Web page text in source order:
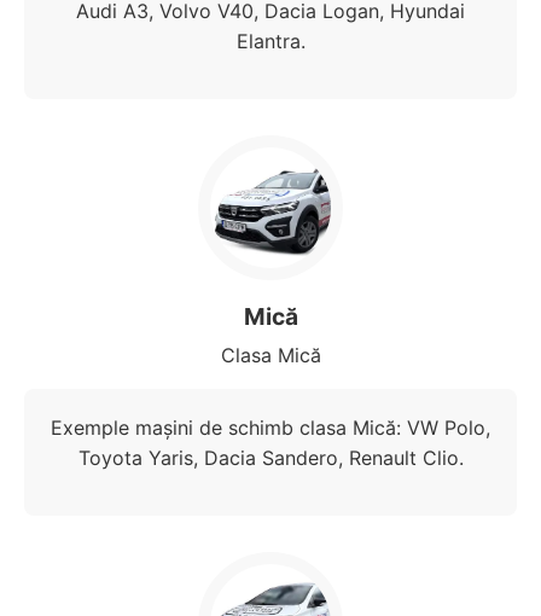
Audi A3, Volvo V40, Dacia Logan, Hyundai
Elantra.
Mică
Clasa Mică
Exemple mașini de schimb clasa Mică: VW Polo,
Toyota Yaris, Dacia Sandero, Renault Clio.